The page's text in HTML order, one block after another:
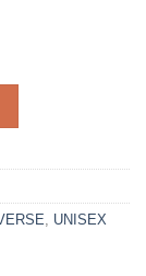
UNISEX